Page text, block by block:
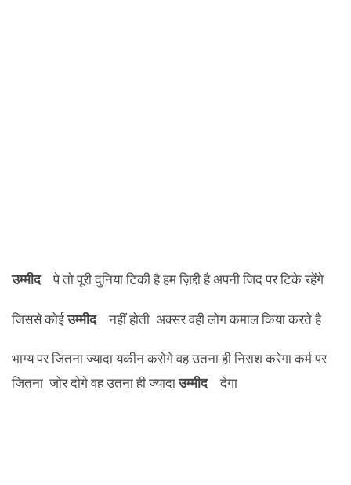
उम्मीद पे तो पूरी दुनिया टिकी है हम ज़िद्दी है अपनी जिद पर टिके रहेंगे
जिससे कोईउम्मीद नहीं होती अक्सर वही लोग कमाल किया करते है
भाग्य पर जितना ज्यादा यकीन करोगे वह उतना ही निराश करेगा कर्म पर
जितना जोर दोगे वह उतना ही ज्यादाउम्मीद देगा